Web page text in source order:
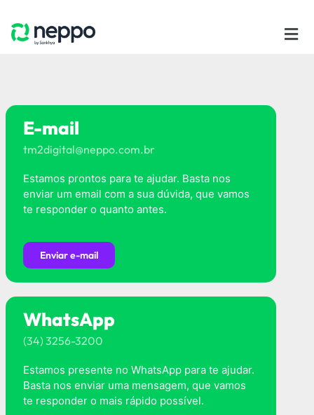
E-mail
tm2digital@neppo.com.br
Estamos prontos para te ajudar. Basta nos
enviar um email com a sua dúvida, que vamos
te responder o quanto antes.
Enviar e-mail
WhatsApp
(34) 3256-3200
Estamos presente no WhatsApp para te ajudar.
Basta nos enviar uma mensagem, que vamos
te responder o mais rápido possível.